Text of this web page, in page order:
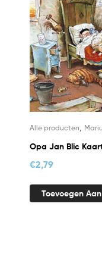
Alle producten
Opa Jan Blic
€2,79
Toevoegen